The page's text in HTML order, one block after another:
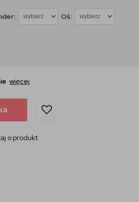
Oś:
więcej
o produkt